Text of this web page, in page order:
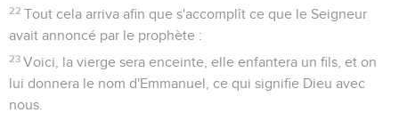
22 Tout cela arriva afin que s'accomplît ce que le Seigneur
avait annoncé par le prophète :
23 Voici, la vierge sera enceinte, elle enfantera un fils, et on
lui donnera le nom d'Emmanuel, ce qui signifie Dieu avec
nous.